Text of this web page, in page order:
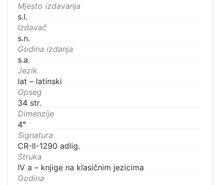
Mjesto izdavanja
s.l.
Izdavač
s.n.
Godina izdanja
s.a.
Jezik
lat – latinski
Opseg
34 str.
Dimenzije
4°
Signatura
CR-II-1290 adlig.
Struka
IV a – knjige na klasičnim jezicima
Godina